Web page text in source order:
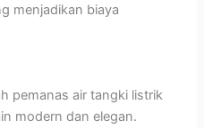
menjadikan biaya
pemanas air tangki listrik
modern dan elegan.